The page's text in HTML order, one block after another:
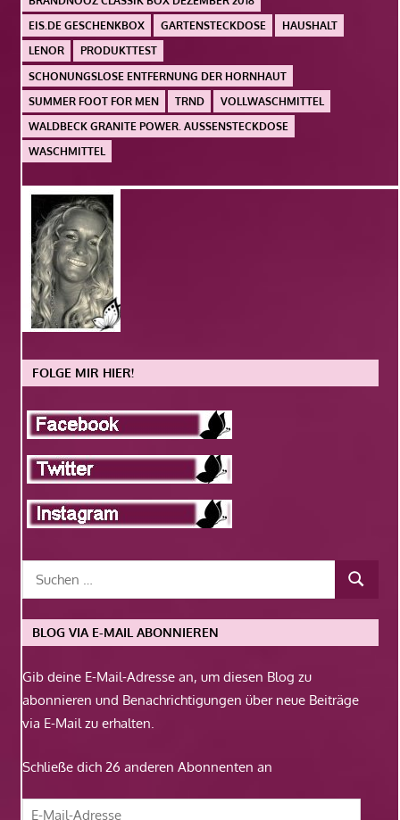
EIS.DE GESCHENKBOX
GARTENSTECKDOSE
HAUSHALT
LENOR
PRODUKTTEST
SCHONUNGSLOSE ENTFERNUNG DER HORNHAUT
SUMMER FOOT FOR MEN
TRND
VOLLWASCHMITTEL
WALDBECK GRANITE POWER. AUSSENSTECKDOSE
WASCHMITTEL
FOLGE MIR HIER!
BLOG VIA E-MAIL ABONNIEREN
Gib deine E-Mail-Adresse an, um diesen Blog zu
abonnieren und Benachrichtigungen über neue Beiträge
via E-Mail zu erhalten.
Schließe dich 26 anderen Abonnenten an
E-